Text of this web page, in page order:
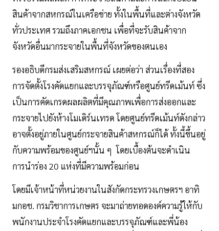
สินค้าจากสหกรณ์ในเครือข่าย ทั้งในพื้นที่และต่างจังหวัด
ทั่วประเทศ รวมถึงภาคเอกชน เพื่อที่จะรับสินค้าจาก
จังหวัดอื่นมากระจายในพื้นที่จังหวัดของตนเอง
รองอธิบดีกรมส่งเสริมสหกรณ์ เผยต่อว่า ส่วนเรื่องที่สอง
การจัดตั้งโรงคัดแยกและบรรจุภัณฑ์หรือศูนย์ทรีดเม้นท์ ซึ่ง
เป็นการคัดเกรดผลผลิตที่มีคุณภาพเพื่อการส่งออกและ
กระจายไปยังห้างโมเดิร์นเทรด โดยศูนย์ทรีดเม้นท์ดังกล่าว
อาจตั้งอยู่ภายในศูนย์กระจายสินค้าสหกรณ์ก็ได้ ทั้งนี้ขึ้นอยู่
กับความพร้อมของศูนย์ฯนั้น ๆ โดยเบื้องต้นจะดำเนิน
การนำร่อง 20 แห่งที่มีความพร้อมก่อน
โดยมีเจ้าหน้าที่หน่วยงานในสังกัดกระทรวงเกษตรฯ อาทิ
มกอช. กรมวิชาการเกษตร จะมาถ่ายทอดองค์ความรู้ให้กับ
พนักงานประจำโรงคัดแยกและบรรจุภัณฑ์และพี่น้อง